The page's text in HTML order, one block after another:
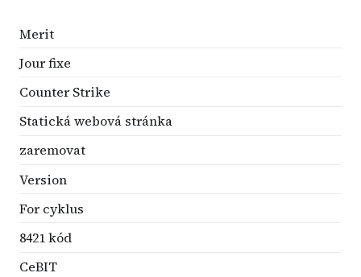
Merit
Jour fixe
Counter Strike
Statická webová stránka
zaremovat
Version
For cyklus
8421 kód
CeBIT